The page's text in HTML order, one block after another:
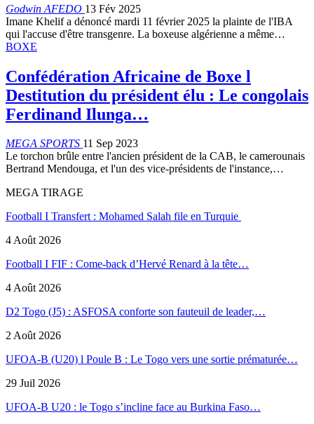
Godwin AFEDO 13 Fév 2025
Imane Khelif a dénoncé mardi 11 février 2025 la plainte de l'IBA
qui l'accuse d'être transgenre. La boxeuse algérienne a même…
BOXE
Confédération Africaine de Boxe l
Destitution du président élu : Le congolais
Ferdinand Ilunga…
MEGA SPORTS 11 Sep 2023
Le torchon brûle entre l'ancien président de la CAB, le camerounais
Bertrand Mendouga, et l'un des vice-présidents de l'instance,…
MEGA TIRAGE
Football I Transfert : Mohamed Salah file en Turquie
4 Août 2026
Football I FIF : Come-back d’Hervé Renard à la tête…
4 Août 2026
D2 Togo (J5) : ASFOSA conforte son fauteuil de leader,…
2 Août 2026
UFOA-B (U20) l Poule B : Le Togo vers une sortie prématurée…
29 Juil 2026
UFOA-B U20 : le Togo s’incline face au Burkina Faso…